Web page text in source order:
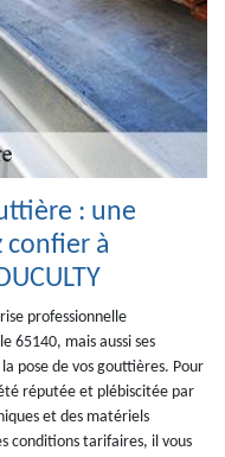
: une
confier à
professionnelle
65140, mais aussi ses
pose de vos gouttières. Pour
réputée et plébiscitée par
et des matériels
conditions tarifaires, il vous